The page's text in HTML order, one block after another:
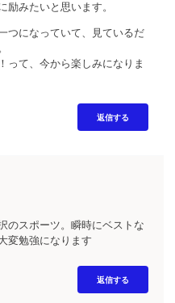
励みたいと思います。
つになっていて、見ているだ
って、今から楽しみになりま
返信する
のスポーツ。瞬時にベストな
変勉強になります
返信する